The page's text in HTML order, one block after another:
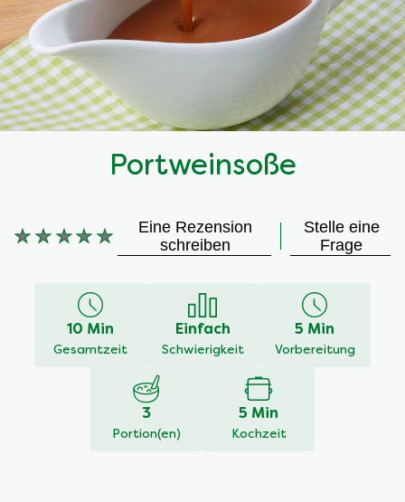
Portweinsoße
Keine
abgegeben
Eine Rezension
schreiben
Stelle eine
Frage
10 Min
Gesamtzeit
Einfach
Schwierigkeit
5 Min
Vorbereitung
3
Portion(en)
5 Min
Kochzeit